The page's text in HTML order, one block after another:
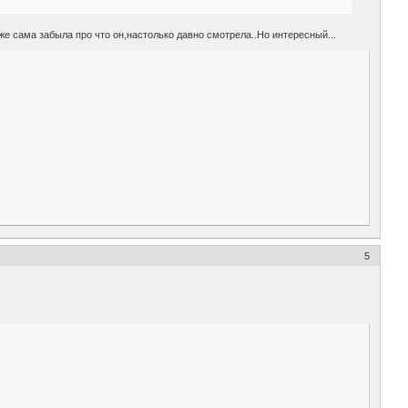
забыла про что он,настолько давно смотрела..Но интересный...
5